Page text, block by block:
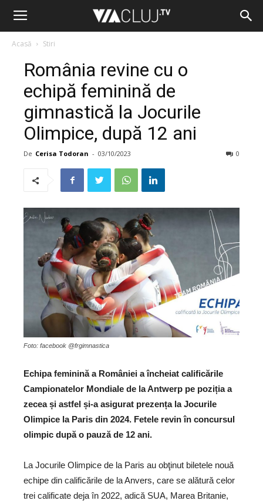
Acasă Stiri
România revine cu o
echipă feminină de
gimnastică la Jocurile
Olimpice, după 12 ani
De Cerisa Todoran - 03/10/2023 0
Foto: facebook @frgimnastica
Echipa feminină a României a încheiat calificările
Campionatelor Mondiale de la Antwerp pe poziția a
zecea și astfel și-a asigurat prezența la Jocurile
Olimpice la Paris din 2024. Fetele revin în concursul
olimpic după o pauză de 12 ani.
La Jocurile Olimpice de la Paris au obţinut biletele nouă
echipe din calificările de la Anvers, care se alătură celor
trei calificate deja în 2022, adică SUA, Marea Britanie,